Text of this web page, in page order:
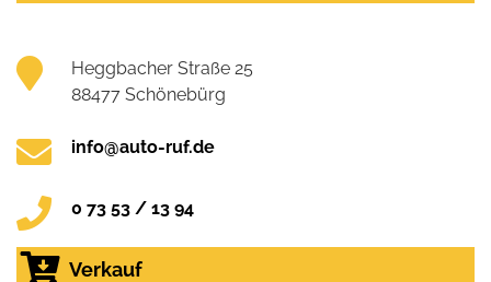
Heggbacher Straße 25
88477 Schönebürg
info@auto-ruf.de
0 73 53 / 13 94
Verkauf